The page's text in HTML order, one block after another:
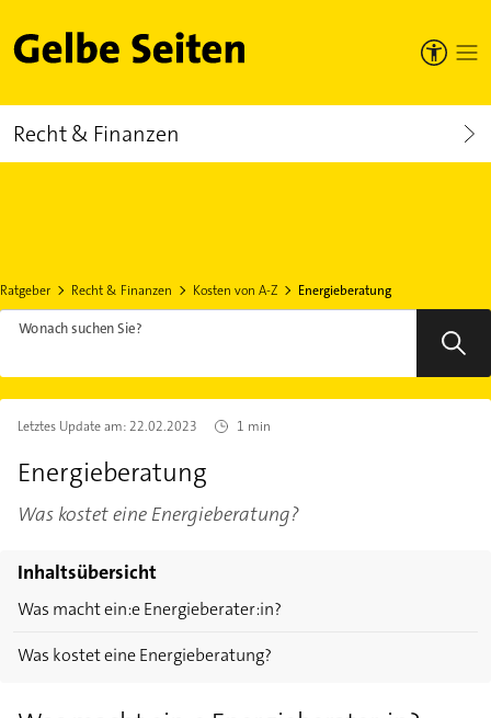
Gelbe Seiten
Recht & Finanzen
Ratgeber Recht & Finanzen Kosten von A-Z Energieberatung
Wonach suchen Sie?
Letztes Update am:22.02.2023 1 min
Energieberatung
Was kostet eine Energieberatung?
Inhaltsübersicht
Was macht ein:e Energieberater:in?
Was kostet eine Energieberatung?